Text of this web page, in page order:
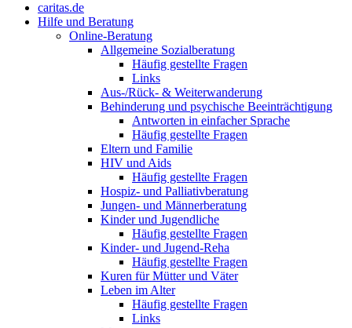
caritas.de
Hilfe und Beratung
Online-Beratung
Allgemeine Sozialberatung
Häufig gestellte Fragen
Links
Aus-/Rück- & Weiterwanderung
Behinderung und psychische Beeinträchtigung
Antworten in einfacher Sprache
Häufig gestellte Fragen
Eltern und Familie
HIV und Aids
Häufig gestellte Fragen
Hospiz- und Palliativberatung
Jungen- und Männerberatung
Kinder und Jugendliche
Häufig gestellte Fragen
Kinder- und Jugend-Reha
Häufig gestellte Fragen
Kuren für Mütter und Väter
Leben im Alter
Häufig gestellte Fragen
Links